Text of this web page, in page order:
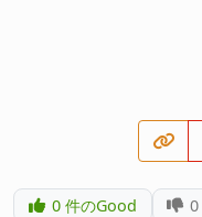
0件のGood 0